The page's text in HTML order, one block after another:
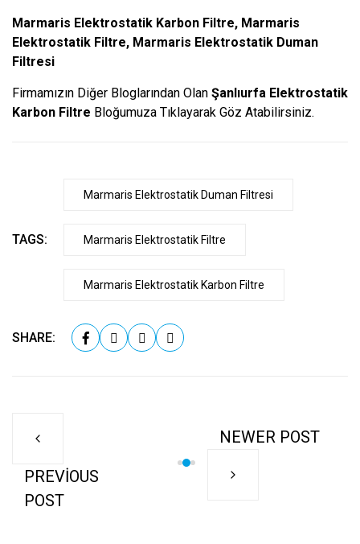
Marmaris Elektrostatik Karbon Filtre, Marmaris
Elektrostatik Filtre, Marmaris Elektrostatik Duman
Filtresi
Firmamızın Diğer Bloglarından Olan Şanlıurfa Elektrostatik
Karbon Filtre Bloğumuza Tıklayarak Göz Atabilirsiniz.
TAGS:
Marmaris Elektrostatik Duman Filtresi
Marmaris Elektrostatik Filtre
Marmaris Elektrostatik Karbon Filtre
SHARE:
PREVIOUS
POST
NEWER POST